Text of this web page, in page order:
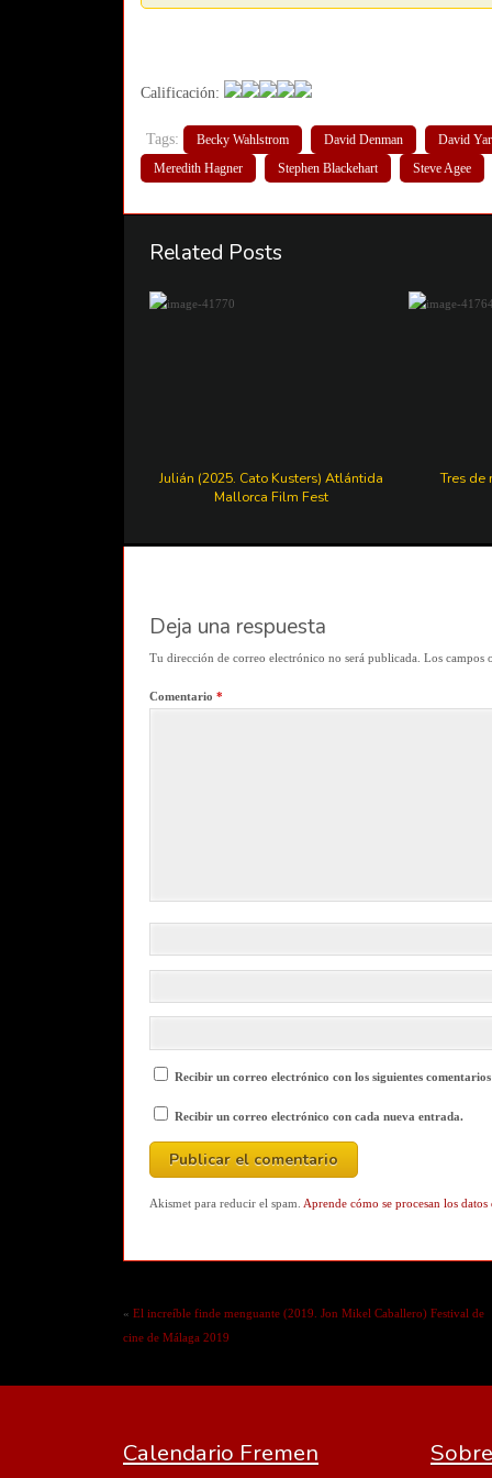
Calificación:
Tags: Becky Wahlstrom David Denman
David
Meredith Hagner
Stephen Blackehart Steve Agee
Related Posts
Julián (2025. Cato Kusters) Atlántida
Mallorca Film Fest
Tres de
Deja una respuesta
Tu dirección de correo electrónico no será publicada. Los campos
Comentario *
Recibir un correo electrónico con los siguientes
Recibir un correo electrónico con cada nueva entrada.
Akismet para reducir el spam. Aprende cómo se procesan los
« El increíble finde menguante (2019. Jon Mikel Caballero) Festival de
cine de Málaga 2019
Calendario Fremen